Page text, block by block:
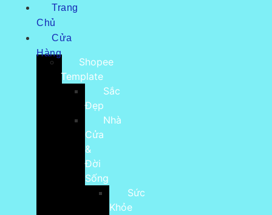
Trang
Chủ
Cửa
Hàng
Shopee
Template
Sắc
Đẹp
Nhà
Cửa
&
Đời
Sống
Sức
Khỏe